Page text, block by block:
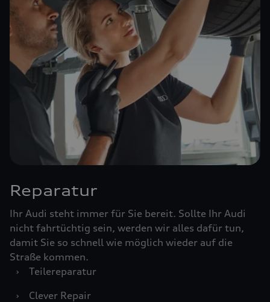
Reparatur
Ihr Audi steht immer für Sie bereit. Sollte Ihr Audi
nicht fahrtüchtig sein, werden wir alles dafür tun,
damit Sie so schnell wie möglich wieder auf die
Straße kommen.
›
Teilereparatur
›
Clever Repair